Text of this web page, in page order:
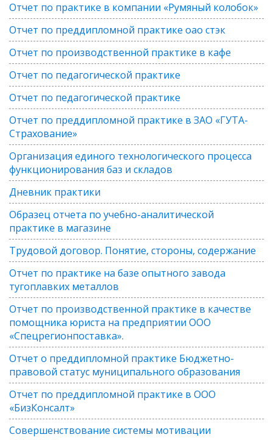
Отчет по практике в компании «Румяный колобок»
Отчет по преддипломной практике оао стэк
Отчет по производственной практике в кафе
Отчет по педагогической практике
Отчет по педагогической практике
Отчет по преддипломной практике в ЗАО «ГУТА-
Страхование»
Организация единого технологического процесса
функционирования баз и складов
Дневник практики
Образец отчета по учебно-аналитической
практике в магазине
Трудовой договор. Понятие, стороны, содержание
Отчет по практике на базе опытного завода
тугоплавких металлов
Отчет по производственной практике в качестве
помощника юриста на предприятии ООО
«Спецрегионпоставка».
Отчет о преддипломной практике Бюджетно-
правовой статус муниципального образования
Отчет по преддипломной практике в ООО
«БизКонсалт»
Совершенствование системы мотивации